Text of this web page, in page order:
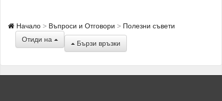
Начало Въпроси и Отговори
Полезни съвети
Отиди на
Бързи връзки